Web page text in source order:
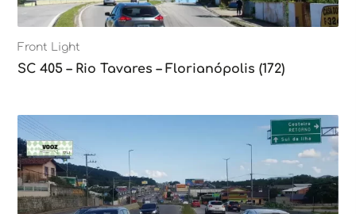
Front Light
SC 405 – Rio Tavares – Florianópolis (172)